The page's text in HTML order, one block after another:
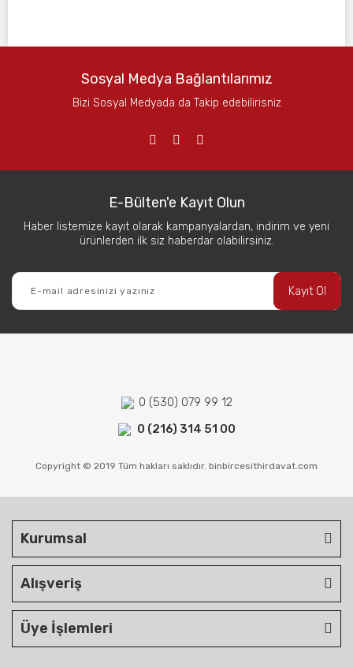
Sosyal Medya Bağlantılarımız
Bizi Sosyal Medyada da Takip edebilirisniz
E-Bülten'e Kayıt Olun
Haber listemize kayıt olarak kampanyalardan, indirim ve yeni
ürünlerden ilk siz haberdar olabilirsiniz.
Kayıt Ol
0 (530) 079 99 12
0 (216) 314 51 00
Copyright © 2019 Tüm hakları saklıdır. binbircesithirdavat.com
Kurumsal
Alışveriş
Üye İşlemleri